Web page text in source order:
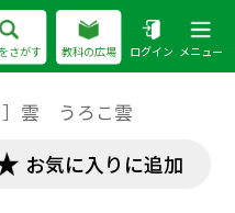
さがす 教科の広場 ログイン メニュー
］雲 うろこ雲
お気に入りに追加